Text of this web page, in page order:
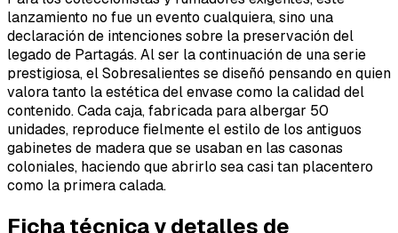
lanzamiento no fue un evento cualquiera, sino una
declaración de intenciones sobre la preservación del
legado de Partagás. Al ser la continuación de una serie
prestigiosa, el Sobresalientes se diseñó pensando en quien
valora tanto la estética del envase como la calidad del
contenido. Cada caja, fabricada para albergar 50
unidades, reproduce fielmente el estilo de los antiguos
gabinetes de madera que se usaban en las casonas
coloniales, haciendo que abrirlo sea casi tan placentero
como la primera calada.
Ficha técnica y detalles de